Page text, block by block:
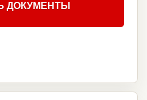
ДОКУМЕНТЫ